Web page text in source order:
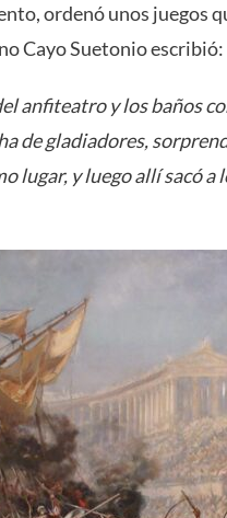
ordenó unos juegos
Cayo Suetonio escribió:
anfiteatro y los baños
de gladiadores,
lugar, y luego allí sacó